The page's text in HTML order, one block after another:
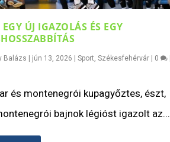
ÚJ IGAZOLÁS ÉS EGY
Balázs jún 13, 2026 Sport, Székesfehérvár| 0 |
és montenegrói kupagyőztes, észt,
bajnok légióst igazolt az...